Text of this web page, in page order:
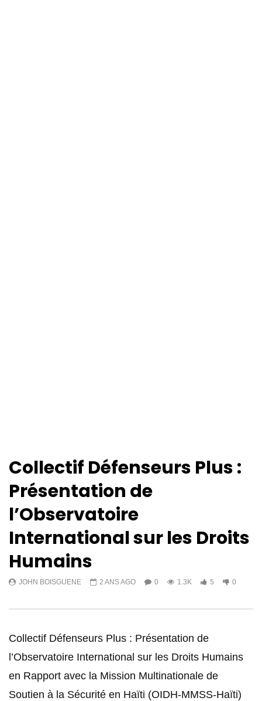
Collectif Défenseurs Plus :
Présentation de
l’Observatoire
International sur les Droits
Humains
JOHN BOISGUENE 2 ANS AGO 0 1.3K 5 0
Collectif Défenseurs Plus : Présentation de
l’Observatoire International sur les Droits Humains
en Rapport avec la Mission Multinationale de
Soutien à la Sécurité en Haïti (OIDH-MMSS-Haïti)